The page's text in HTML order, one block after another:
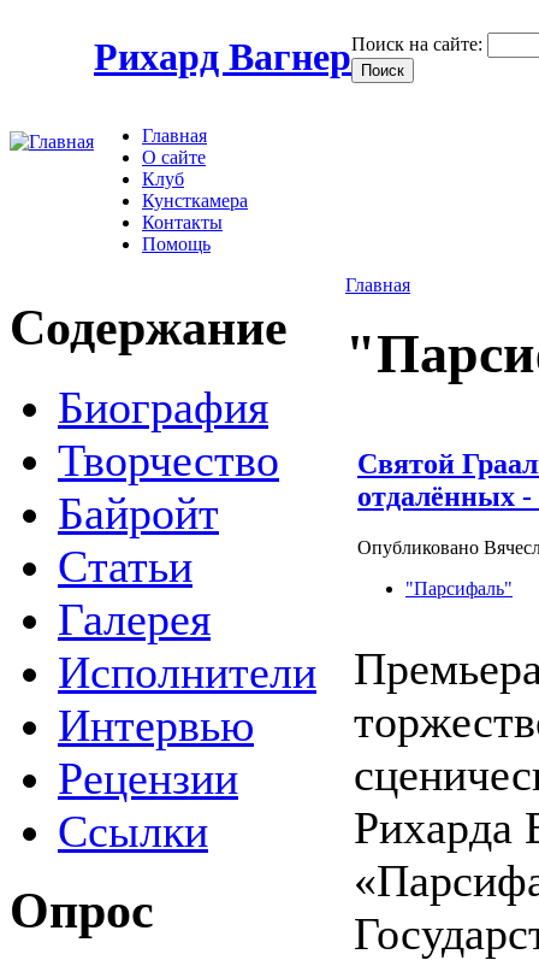
Рихард ВагнерПоиск на сайте:
Главная
О сайте
Клуб
Кунсткамера
Контакты
Помощь
Содержание
Биография
Творчество
Байройт
Статьи
Галерея
Исполнители
Интервью
Рецензии
Ссылки
Опрос
Главная
Святой
отдалённых -
Опубликовано
"Парсифаль"
Рихарда